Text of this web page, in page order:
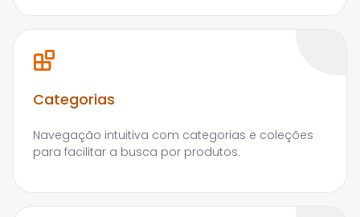
Categorias
Navegação intuitiva com categorias e coleções
para facilitar a busca por produtos.